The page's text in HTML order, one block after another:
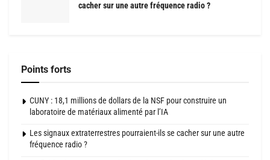
cacher sur une autre fréquence radio ?
Points forts
CUNY : 18,1 millions de dollars de la NSF pour construire un
laboratoire de matériaux alimenté par l’IA
Les signaux extraterrestres pourraient-ils se cacher sur une autre
fréquence radio ?